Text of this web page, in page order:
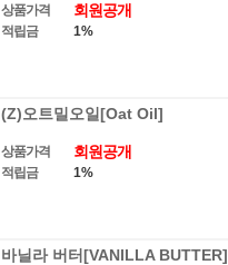
상품가격 회원공개
적립금 1%
(Z)오트밀오일[Oat Oil]
상품가격 회원공개
적립금 1%
바닐라 버터[VANILLA BUTTER]